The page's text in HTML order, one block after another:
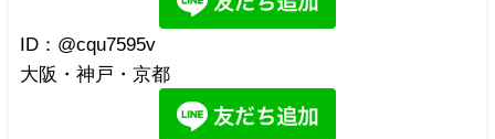
ID：@cqu7595v
大阪・神戸・京都